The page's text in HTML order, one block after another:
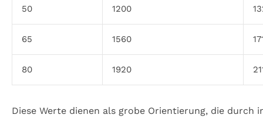
50 1200
65 1560
80 1920
Diese Werte dienen als grobe Orientierung, die durch